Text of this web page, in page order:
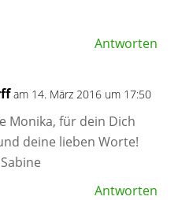
Antworten
am 14. März 2016 um 17:50
Monika, für dein Dich
deine lieben Worte!
Antworten